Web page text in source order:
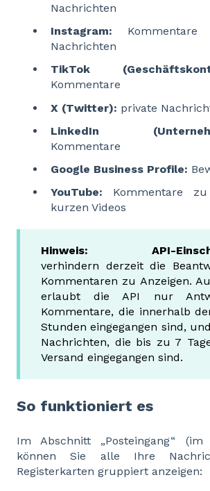
Nachrichten
Instagram: Kommentare
Nachrichten
TikTok
Kommentare
X (Twitter): private
LinkedIn
Kommentare
Google Business Profile:
YouTube: Kommentare
kurzen Videos
Hinweis:
API-
verhindern derzeit die
Kommentaren zu Anzeigen.
erlaubt die API nur
Kommentare, die innerhalb
Stunden eingegangen sind,
Nachrichten, die bis zu 7
Versand eingegangen sind.
So funktioniert es
Im Abschnitt „Posteingang“
können Sie alle Ihre
Registerkarten gruppiert anzeigen: